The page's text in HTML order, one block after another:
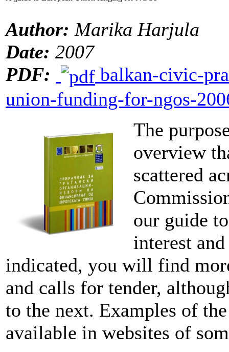
Author: Marika Harjula
Date: 2007
PDF:
balkan-civic-
union-funding-for-ngos-
The
overview
scattered
our guide
interest
indicated, you will find
and calls for tender,
to the next. Examples of
available in websites of